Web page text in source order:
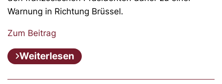
Warnung in Richtung Brüssel.
Zum Beitrag
Weiterlesen